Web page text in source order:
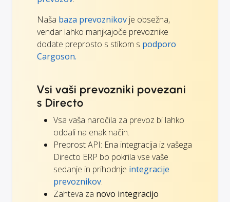
Naša baza prevoznikov je obsežna,
vendar lahko manjkajoče prevoznike
dodate preprosto s stikom s podporo
Cargoson.
Vsi vaši prevozniki povezani
s Directo
Vsa vaša naročila za prevoz bi lahko
oddali na enak način.
Preprost API: Ena integracija iz vašega
Directo ERP bo pokrila vse vaše
sedanje in prihodnje integracije
prevoznikov.
Zahteva za novo integracijo